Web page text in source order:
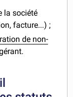
la société
facture...) ;
de non-